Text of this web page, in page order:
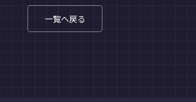
一覧へ戻る